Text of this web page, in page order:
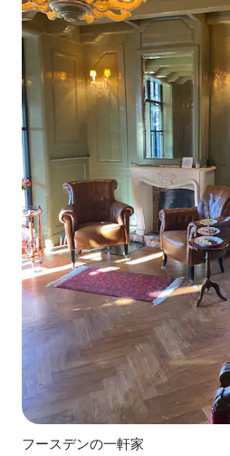
フースデンの一軒家